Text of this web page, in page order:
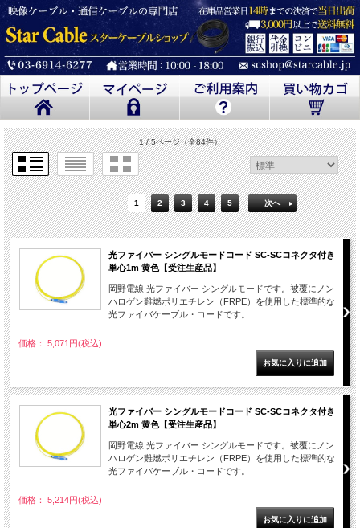
1 / 5ページ（全84件）
1 2 3 4 5 次へ
光ファイバー シングルモードコード SC-SCコネクタ付き
単心1m 黄色【受注生産品】
岡野電線 光ファイバー シングルモードです。被覆にノン
ハロゲン難燃ポリエチレン（FRPE）を使用した標準的な
光ファイバケーブル・コードです。
価格： 5,071円(税込)
光ファイバー シングルモードコード SC-SCコネクタ付き
単心2m 黄色【受注生産品】
岡野電線 光ファイバー シングルモードです。被覆にノン
ハロゲン難燃ポリエチレン（FRPE）を使用した標準的な
光ファイバケーブル・コードです。
価格： 5,214円(税込)